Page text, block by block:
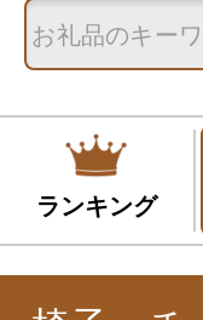
ランキング